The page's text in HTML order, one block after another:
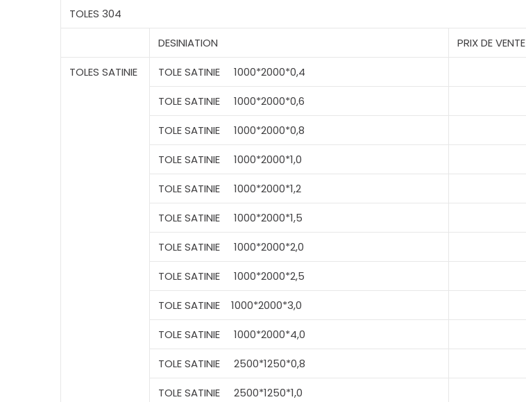
TOLES 304
DESINIATION
PRIX DE VENTE
TOLES SATINIE
TOLE SATINIE
1000*2000*0,4
TOLE SATINIE
1000*2000*0,6
TOLE SATINIE
1000*2000*0,8
TOLE SATINIE
1000*2000*1,0
TOLE SATINIE
1000*2000*1,2
TOLE SATINIE
1000*2000*1,5
TOLE SATINIE
1000*2000*2,0
TOLE SATINIE
1000*2000*2,5
TOLE SATINIE
1000*2000*3,0
TOLE SATINIE
1000*2000*4,0
TOLE SATINIE
2500*1250*0,8
TOLE SATINIE
2500*1250*1,0